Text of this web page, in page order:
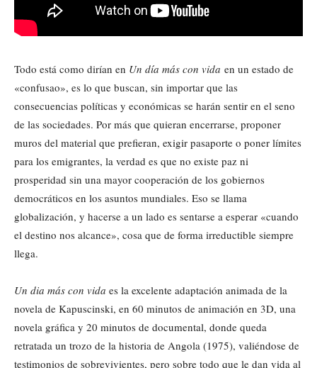
Todo está como dirían en Un día más con vida en un estado de
«confusao», es lo que buscan, sin importar que las
consecuencias políticas y económicas se harán sentir en el seno
de las sociedades. Por más que quieran encerrarse, proponer
muros del material que prefieran, exigir pasaporte o poner límites
para los emigrantes, la verdad es que no existe paz ni
prosperidad sin una mayor cooperación de los gobiernos
democráticos en los asuntos mundiales. Eso se llama
globalización, y hacerse a un lado es sentarse a esperar «cuando
el destino nos alcance», cosa que de forma irreductible siempre
llega.
Un dia más con vida es la excelente adaptación animada de la
novela de Kapuscinski, en 60 minutos de animación en 3D, una
novela gráfica y 20 minutos de documental, donde queda
retratada un trozo de la historia de Angola (1975), valiéndose de
testimonios de sobrevivientes, pero sobre todo que le dan vida al